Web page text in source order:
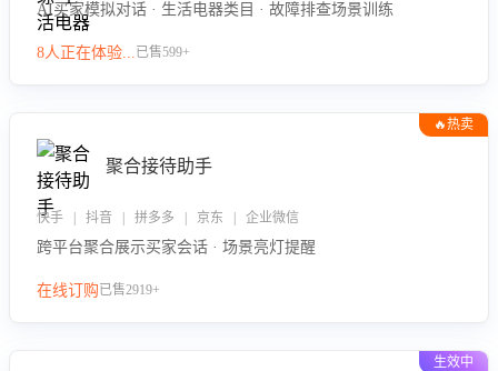
AI买家模拟对话 · 生活电器类目 · 故障排查场景训练
8人正在体验...已售599+
🔥热卖
聚合接待助手
快手 | 抖音 | 拼多多 | 京东 | 企业微信
跨平台聚合展示买家会话 · 场景亮灯提醒
在线订购已售2919+
生效中